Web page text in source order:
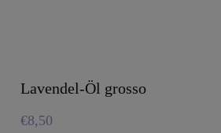
Lavendel-Öl grosso
€8,50